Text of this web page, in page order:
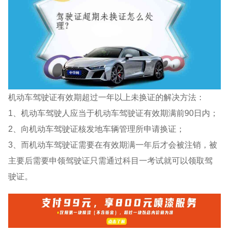
机动车驾驶证有效期超过一年以上未换证的解决方法：
1、机动车驾驶人应当于机动车驾驶证有效期满前90日内；
2、向机动车驾驶证核发地车辆管理所申请换证；
3、而机动车驾驶证需要在有效期满一年后才会被注销，被
主要后需要申领驾驶证只需通过科目一考试就可以领取驾
驶证。